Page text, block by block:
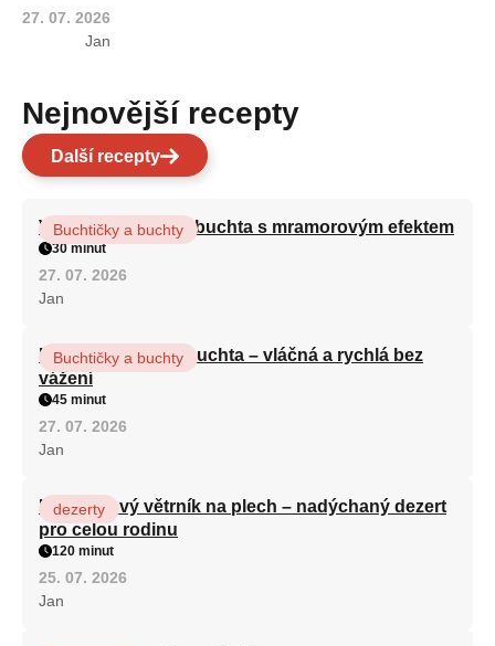
27. 07. 2026
Jan
Nejnovější recepty
Další recepty
Vláčná olejová litá buchta s mramorovým efektem
Buchtičky a buchty
30 minut
27. 07. 2026
Jan
Hrnková maková buchta – vláčná a rychlá bez
vážení
Buchtičky a buchty
45 minut
27. 07. 2026
Jan
Karamelový větrník na plech – nadýchaný dezert
pro celou rodinu
dezerty
120 minut
25. 07. 2026
Jan